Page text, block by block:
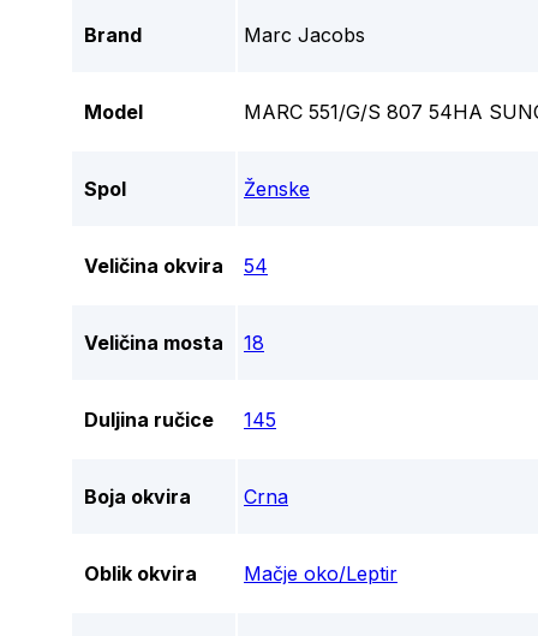
Brand Marc Jacobs
Model MARC 551/G/S 807 54HA
Spol Ženske
Veličina okvira 54
Veličina mosta 18
Duljina ručice 145
Boja okvira Crna
Oblik okvira Mačje oko/Leptir